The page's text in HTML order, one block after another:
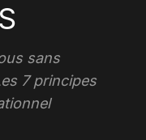
sans
7 principes